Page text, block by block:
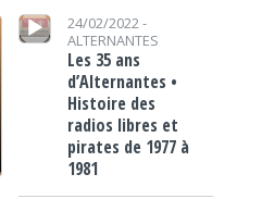
Lecteur audio
24/02/2022 -
ALTERNANTES
Les 35 ans
d’Alternantes •
Histoire des
radios libres et
pirates de 1977 à
1981